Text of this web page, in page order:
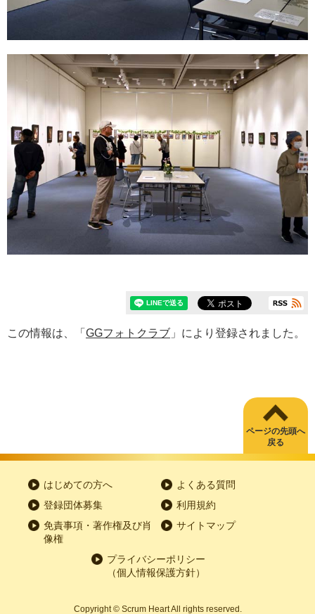
この情報は、「 GGフォトクラブ 」により登録されました。
ページの先頭へ
戻る
はじめての方へ
よくある質問
登録団体募集
利用規約
免責事項・著作権及び肖
像権
サイトマップ
プライバシーポリシー
（個人情報保護方針）
Copyright © Scrum Heart All rights reserved.